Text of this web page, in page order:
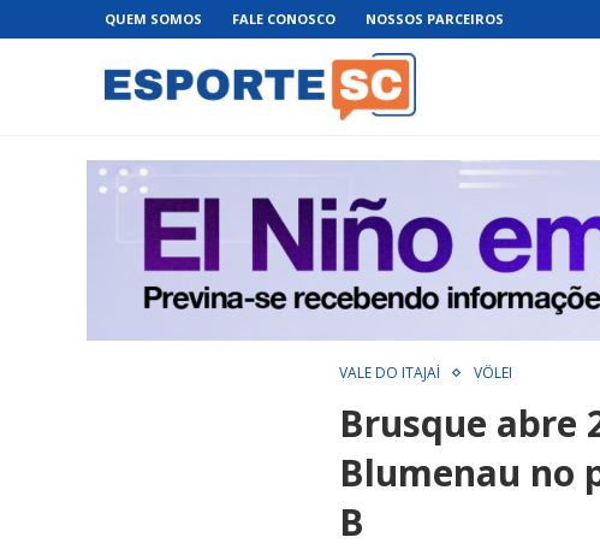
QUEM SOMOS FALE CONOSCO NOSSOS PARCEIROS
VALE DO ITAJAÍ VÔLEI
Brusque abre
Blumenau no
B